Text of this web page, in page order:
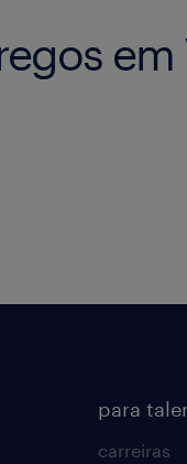
em
para
carreiras